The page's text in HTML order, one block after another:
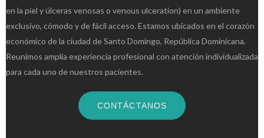
en la piel y úlceras venosas o venous ulceration) en un ambiente
exclusivo, cómodo y de fácil acceso. Estamos ubicados en el corazón
económico de la ciudad de Santo Domingo, República Dominicana.
Reunimos amplia experiencia profesional con atención individualizada
para cada uno de nuestros pacientes.
CONTÁCTANOS